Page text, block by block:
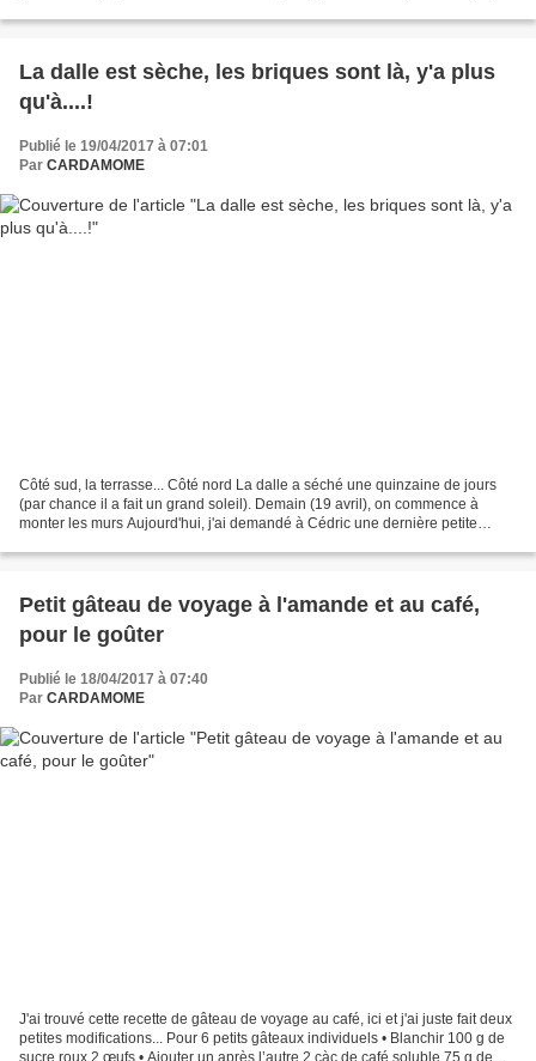
La dalle est sèche, les briques sont là, y'a plus
qu'à....!
Publié le 19/04/2017 à 07:01
Par CARDAMOME
Côté sud, la terrasse... Côté nord La dalle a séché une quinzaine de jours
(par chance il a fait un grand soleil). Demain (19 avril), on commence à
monter les murs Aujourd'hui, j'ai demandé à Cédric une dernière petite
Petit gâteau de voyage à l'amande et au café,
pour le goûter
Publié le 18/04/2017 à 07:40
Par CARDAMOME
J'ai trouvé cette recette de gâteau de voyage au café, ici et j'ai juste fait deux
petites modifications... Pour 6 petits gâteaux individuels • Blanchir 100 g de
sucre roux 2 œufs • Ajouter un après l’autre 2 càc de café soluble 75 g de